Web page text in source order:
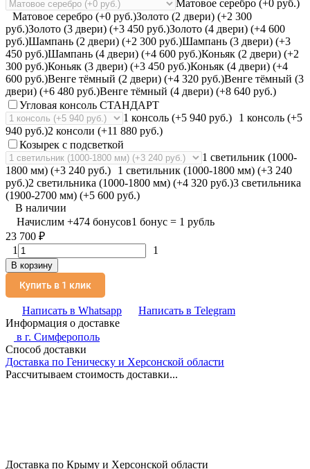
Матовое серебро (+0 руб.)
Матовое серебро (+0 руб.)Золото (2 двери) (+2 300
руб.)Золото (3 двери) (+3 450 руб.)Золото (4 двери) (+4 600
руб.)Шампань (2 двери) (+2 300 руб.)Шампань (3 двери) (+3
450 руб.)Шампань (4 двери) (+4 600 руб.)Коньяк (2 двери) (+2
300 руб.)Коньяк (3 двери) (+3 450 руб.)Коньяк (4 двери) (+4
600 руб.)Венге тёмный (2 двери) (+4 320 руб.)Венге тёмный (3
двери) (+6 480 руб.)Венге тёмный (4 двери) (+8 640 руб.)
Угловая консоль СТАНДАРТ
1 консоль (+5 940 руб.)
1 консоль (+5
940 руб.)2 консоли (+11 880 руб.)
Козырек с подсветкой
1 светильник (1000-
1800 мм) (+3 240 руб.)
1 светильник (1000-1800 мм) (+3 240
руб.)2 светильника (1000-1800 мм) (+4 320 руб.)3 светильника
(1900-2700 мм) (+5 600 руб.)
В наличии
Начислим +474 бонусов1 бонус = 1 рубль
23 700 ₽
1
1
В корзину
Купить в 1 клик
Написать в Whatsapp
Написать в Telegram
Информация о доставке
в г. Симферополь
Способ доставки
Доставка по Геническу и Херсонской области
Рассчитываем стоимость доставки...
Доставка по Крыму и Херсонской области